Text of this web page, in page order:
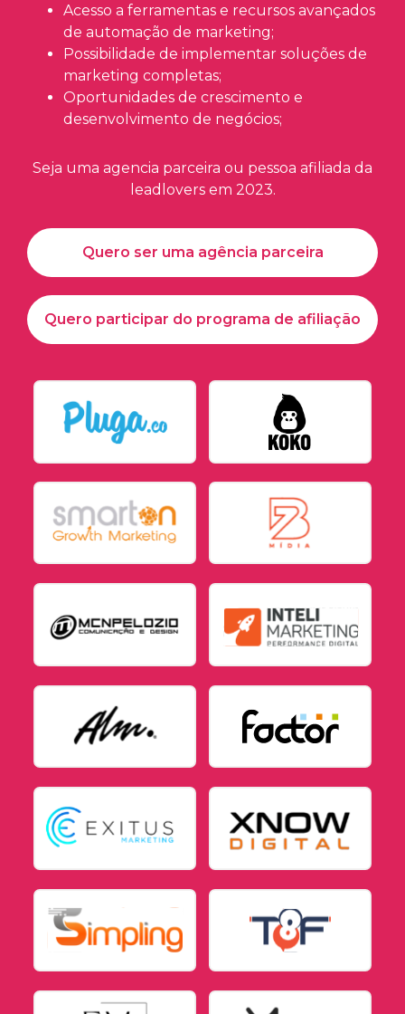
Acesso a ferramentas e recursos avançados
de automação de marketing;
Possibilidade de implementar soluções de
marketing completas;
Oportunidades de crescimento e
desenvolvimento de negócios;
Seja uma agencia parceira ou pessoa afiliada da
leadlovers em 2023.
Quero ser uma agência parceira
Quero participar do programa de afiliação